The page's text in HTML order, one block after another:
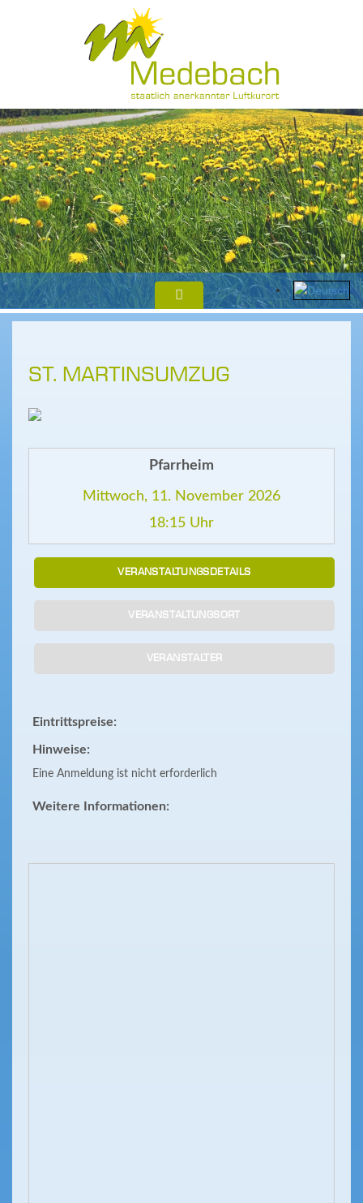
ST. MARTINSUMZUG
Pfarrheim
Mittwoch, 11. November 2026
18:15 Uhr
VERANSTALTUNGSDETAILS
VERANSTALTUNGSORT
VERANSTALTER
Eintrittspreise:
Hinweise:
Eine Anmeldung ist nicht erforderlich
Weitere Informationen: